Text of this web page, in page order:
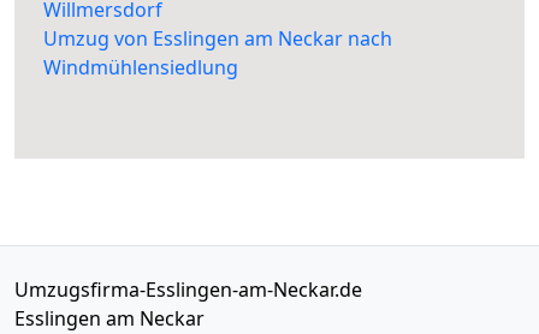
Willmersdorf
Umzug von Esslingen am Neckar nach
Windmühlensiedlung
Umzugsfirma-Esslingen-am-Neckar.de
Esslingen am Neckar